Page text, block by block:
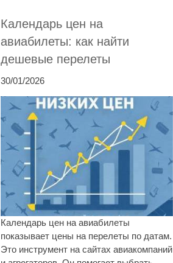
Календарь цен на
авиабилеты: как найти
дешевые перелеты
30/01/2026
Календарь цен на авиабилеты
показывает цены на перелеты по датам.
Это инструмент на сайтах авиакомпаний